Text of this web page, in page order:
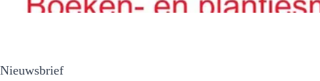
Nieuwsbrief